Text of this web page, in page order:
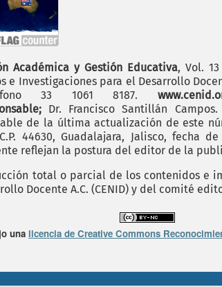
Académica y Gestión Educativa, Vol.
Investigaciones para el Desarrollo
33 1061 8187.
Dr. Francisco Santillán
de la última actualización de este
44630, Guadalajara, Jalisco, fecha
reflejan la postura del editor de la
total o parcial de los contenidos e
Docente A.C. (CENID) y del comité
una licencia de Creative Commons